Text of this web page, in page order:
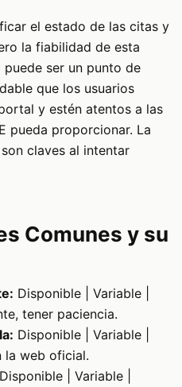
el estado de las citas y
la fiabilidad de esta
ser un punto de
que los usuarios
y estén atentos a las
pueda proporcionar. La
claves al intentar
Comunes y su
Disponible | Variable |
tener paciencia.
Disponible | Variable |
la web oficial.
Disponible | Variable |